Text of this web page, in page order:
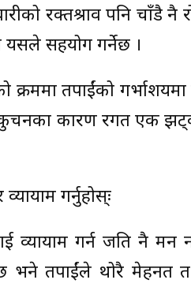
रक्तश्राव पनि चाँडै
यसले सहयोग गर्नेछ ।
क्रममा तपाईंको
कारण रगत एक
गर्नुहोस्ः
व्यायाम गर्न जति नै मन
भने तपाईंले थोरै मेहनत